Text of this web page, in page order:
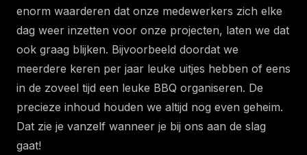
enorm waarderen dat onze medewerkers zich elke
dag weer inzetten voor onze projecten, laten we dat
ook graag blijken. Bijvoorbeeld doordat we
meerdere keren per jaar leuke uitjes hebben of eens
in de zoveel tijd een leuke BBQ organiseren. De
precieze inhoud houden we altijd nog even geheim.
Dat zie je vanzelf wanneer je bij ons aan de slag
gaat!